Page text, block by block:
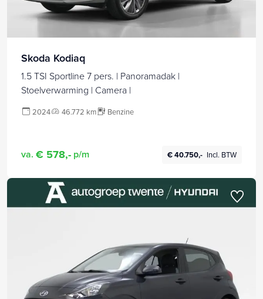
Skoda Kodiaq
1.5 TSI Sportline 7 pers. | Panoramadak |
Stoelverwarming | Camera |
2024 46.772 km Benzine
va. € 578,- p/m € 40.750,- Incl. BTW